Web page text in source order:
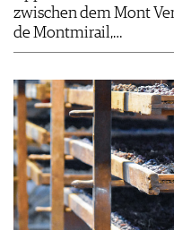
zwischen dem Mont
de Montmirail,…